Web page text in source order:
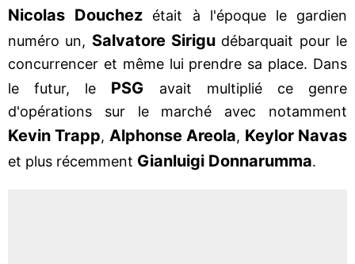
Nicolas Douchez
était à l'époque le gardien
numéro un, Salvatore Sirigu débarquait pour le
concurrencer et même lui prendre sa place. Dans
le futur, le PSG
avait multiplié ce genre
d'opérations sur le marché avec notamment
Kevin Trapp, Alphonse Areola, Keylor Navas
et plus récemment Gianluigi Donnarumma.